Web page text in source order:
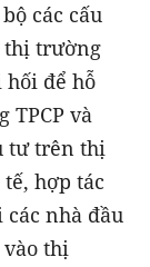
các cấu
thị trường
để hỗ
và
tư trên thị
hợp tác
nhà đầu
thị